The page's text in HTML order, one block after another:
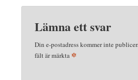
Lämna ett svar
Din e-postadress kommer inte
fält är märkta *